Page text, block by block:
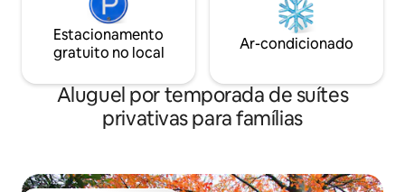
para acessar as cidades das colinas
Estação Belgrave a 10 minutos a pé
Degraus até a casa. Dois gatos vivem na
propriedade (Buddy & Braveheart), mas
provavelmente não afetarão os
hóspedes, a menos que sejam amantes
Estacionamento
gratuito no local
Ar-condicionado
Aluguel por temporada de suítes
privativas para famílias